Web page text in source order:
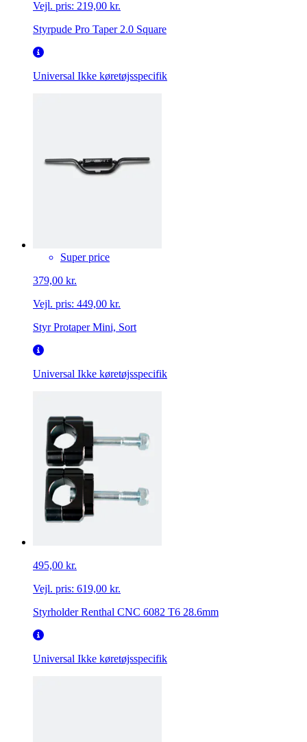
Vejl. pris: 219,00 kr.
Styrpude Pro Taper 2.0 Square
Universal Ikke køretøjsspecifik
Super price
379,00 kr.
Vejl. pris: 449,00 kr.
Styr Protaper Mini, Sort
Universal Ikke køretøjsspecifik
495,00 kr.
Vejl. pris: 619,00 kr.
Styrholder Renthal CNC 6082 T6 28.6mm
Universal Ikke køretøjsspecifik